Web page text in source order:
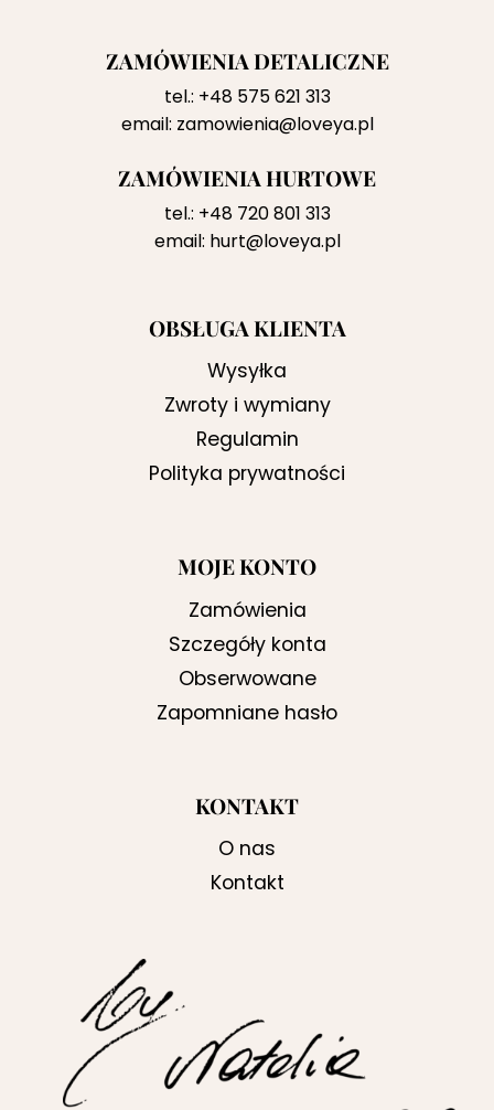
ZAMÓWIENIA DETALICZNE
tel.: +48 575 621 313
email: zamowienia@loveya.pl
ZAMÓWIENIA HURTOWE
tel.: +48 720 801 313
email: hurt@loveya.pl
OBSŁUGA KLIENTA
Wysyłka
Zwroty i wymiany
Regulamin
Polityka prywatności
MOJE KONTO
Zamówienia
Szczegóły konta
Obserwowane
Zapomniane hasło
KONTAKT
O nas
Kontakt